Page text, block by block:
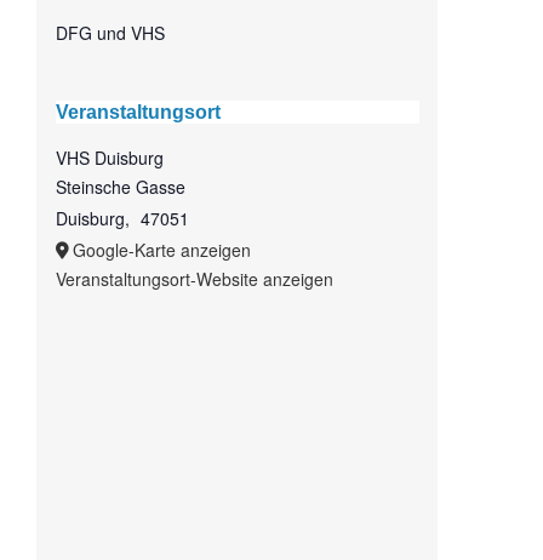
DFG und VHS
Veranstaltungsort
VHS Duisburg
Steinsche Gasse
Duisburg, 47051
Google-Karte anzeigen
Veranstaltungsort-Website anzeigen